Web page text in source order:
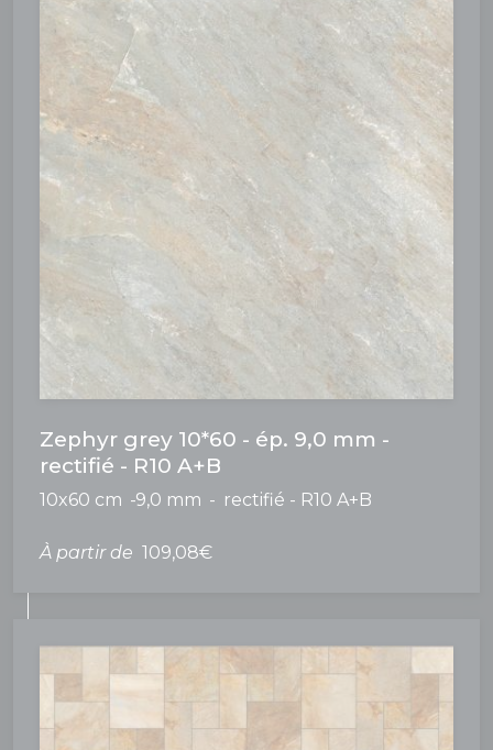
Zephyr grey 10*60 - ép. 9,0 mm -
rectifié - R10 A+B
10x60 cm 9,0 mm rectifié - R10 A+B
À partir de 109,08€